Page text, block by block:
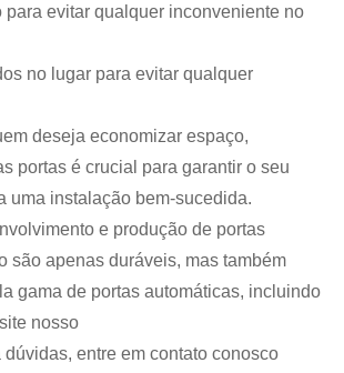
evitar qualquer inconveniente no
no lugar para evitar qualquer
deseja economizar espaço,
portas é crucial para garantir o seu
uma instalação bem-sucedida.
e produção de portas
são apenas duráveis, mas também
gama de portas automáticas, incluindo
nosso
entre em contato conosco